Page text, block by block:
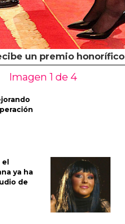
un premio honorífico
Imagen 1 de 4
el
ya ha
de